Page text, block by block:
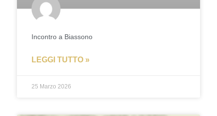
Incontro a Biassono
LEGGI TUTTO »
25 Marzo 2026